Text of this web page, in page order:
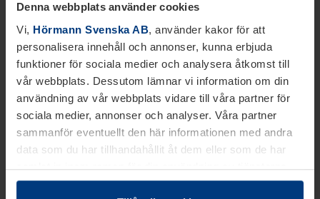
Denna webbplats använder cookies
Vi, Hörmann Svenska AB, använder kakor för att
personalisera innehåll och annonser, kunna erbjuda
funktioner för sociala medier och analysera åtkomst till
vår webbplats. Dessutom lämnar vi information om din
användning av vår webbplats vidare till våra partner för
sociala medier, annonser och analyser. Våra partner
sammanför eventuellt den här informationen med andra
data som du har tillhandahållit åt dem eller som de har
samlat in inom ramen för din användning av tjänsterna.
Juridiskt kan vi lagra kakor på din enhet, om de är